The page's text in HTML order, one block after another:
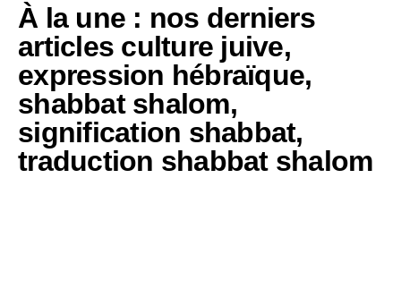
À la une : nos derniers
articles culture juive,
expression hébraïque,
shabbat shalom,
signification shabbat,
traduction shabbat shalom